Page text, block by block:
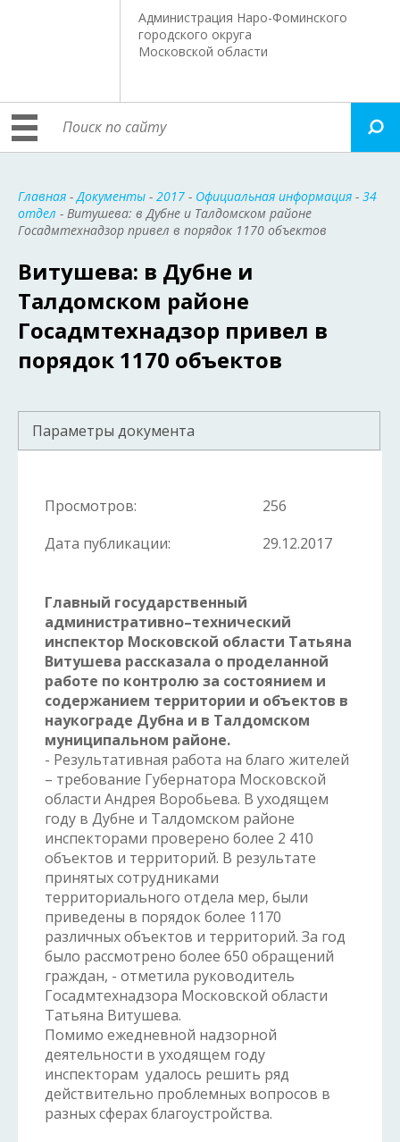
Администрация Наро-Фоминского
городского округа
Московской области
Главная -Документы - 2017 - Официальная информация - 34
отдел - Витушева: в Дубне и Талдомском районе
Госадмтехнадзор привел в порядок 1170 объектов
Витушева: в Дубне и
Талдомском районе
Госадмтехнадзор привел в
порядок 1170 объектов
Параметры документа
Просмотров:
256
Дата публикации:
29.12.2017
Главный государственный
административно–технический
инспектор Московской области Татьяна
Витушева рассказала о проделанной
работе по контролю за состоянием и
содержанием территории и объектов в
наукограде Дубна и в Талдомском
муниципальном районе.
- Результативная работа на благо жителей
– требование Губернатора Московской
области Андрея Воробьева. В уходящем
году в Дубне и Талдомском районе
инспекторами проверено более 2 410
объектов и территорий. В результате
принятых сотрудниками
территориального отдела мер, были
приведены в порядок более 1170
различных объектов и территорий. За год
было рассмотрено более 650 обращений
граждан, - отметила руководитель
Госадмтехнадзора Московской области
Татьяна Витушева.
Помимо ежедневной надзорной
деятельности в уходящем году
инспекторам удалось решить ряд
действительно проблемных вопросов в
разных сферах благоустройства.